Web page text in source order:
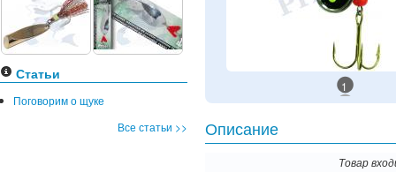
Статьи
Поговорим о щуке
Все статьи >>
1
Описание
Товар